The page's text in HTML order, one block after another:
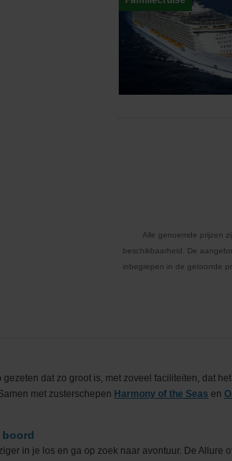
Alle genoemde prijzen
beschikbaarheid. De
inbegrepen in de getoonde
gezeten dat zo groot is, met zoveel faciliteiten, dat
met zusterschepen Harmony of the Seas en
boord
in je los en ga op zoek naar avontuur. De